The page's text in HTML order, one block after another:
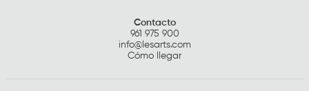
Contacto
961 975 900
info@lesarts.com
Cómo llegar